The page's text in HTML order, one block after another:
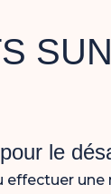
le
une